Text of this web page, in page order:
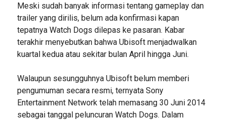
Meski sudah banyak informasi tentang gameplay dan
trailer yang dirilis, belum ada konfirmasi kapan
tepatnya Watch Dogs dilepas ke pasaran. Kabar
terakhir menyebutkan bahwa Ubisoft menjadwalkan
kuartal kedua atau sekitar bulan April hingga Juni.
Walaupun sesungguhnya Ubisoft belum memberi
pengumuman secara resmi, ternyata Sony
Entertainment Network telah memasang 30 Juni 2014
sebagai tanggal peluncuran Watch Dogs. Dalam